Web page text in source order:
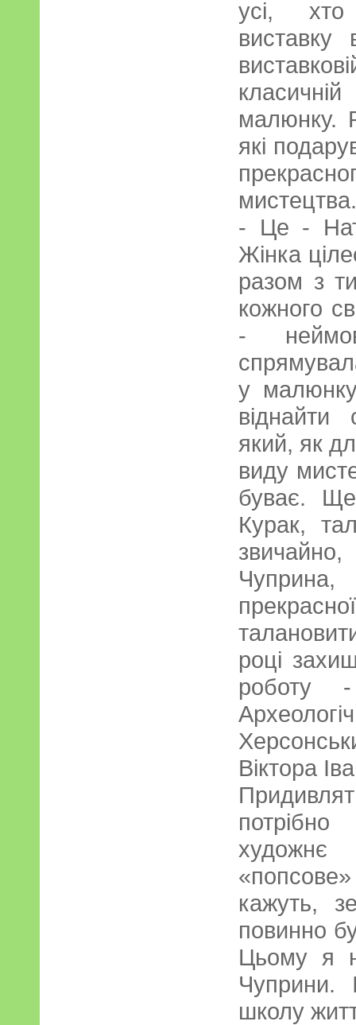
усі, хто
виставку
малюнку.
які
мистецтва.
- Це -
Жінка
разом з
кожного
-
у
віднайти
який, як
виду
буває.
Курак,
році
роботу -
Віктора
кажуть,
повинно
Цьому я
школу